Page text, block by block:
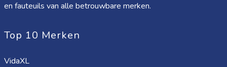
en fauteuils van alle betrouwbare merken.
Top 10 Merken
VidaXL